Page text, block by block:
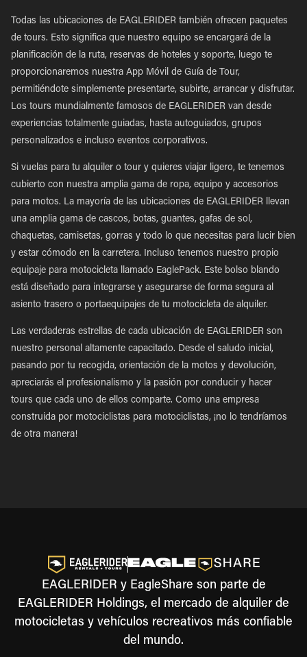
Todas las ubicaciones de EAGLERIDER también ofrecen paquetes
de tours. Esto significa que nuestro equipo se encargará de la
planificación de la ruta, reservas de hoteles y soporte, luego te
proporcionaremos nuestra App Móvil de Guía de Tour,
permitiéndote simplemente presentarte, subirte, arrancar y disfrutar.
Los tours mundialmente famosos de EAGLERIDER van desde
experiencias totalmente guiadas, hasta autoguiados, grupos
personalizados e incluso eventos corporativos.
Si vuelas para tu alquiler o tour y quieres viajar ligero, te tenemos
cubierto con nuestra amplia gama de ropa, equipo y accesorios
para motos. La mayoría de las ubicaciones de EAGLERIDER llevan
una amplia gama de cascos, botas, guantes, gafas de sol,
chaquetas, camisetas, gorras y todo lo que necesitas para lucir bien
y estar cómodo en la carretera. Incluso tenemos nuestro propio
equipaje para motocicleta llamado EaglePack. Este bolso blando
está diseñado para integrarse y asegurarse de forma segura al
asiento trasero o portaequipajes de tu motocicleta de alquiler.
Las verdaderas estrellas de cada ubicación de EAGLERIDER son
nuestro personal altamente capacitado. Desde el saludo inicial,
pasando por tu recogida, orientación de la motos y devolución,
apreciarás el profesionalismo y la pasión por conducir y hacer
tours que cada uno de ellos comparte. Como una empresa
construida por motociclistas para motociclistas, ¡no lo tendríamos
de otra manera!
EAGLERIDER y EagleShare son parte de
EAGLERIDER Holdings, el mercado de alquiler de
motocicletas y vehículos recreativos más confiable
del mundo.